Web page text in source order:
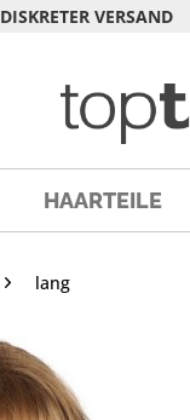
DISKRETER VERSAND
HAARTEILE
lang